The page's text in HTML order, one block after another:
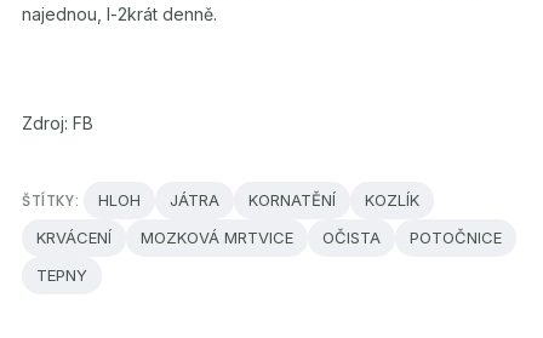
najednou, l-2krát denně.
Zdroj: FB
ŠTÍTKY: HLOH JÁTRA KORNATĚNÍ
KOZLÍK
KRVÁCENÍ
MOZKOVÁ MRTVICE OČISTA
POTOČNICE
TEPNY